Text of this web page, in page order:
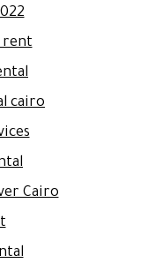
rent
cairo
Cairo